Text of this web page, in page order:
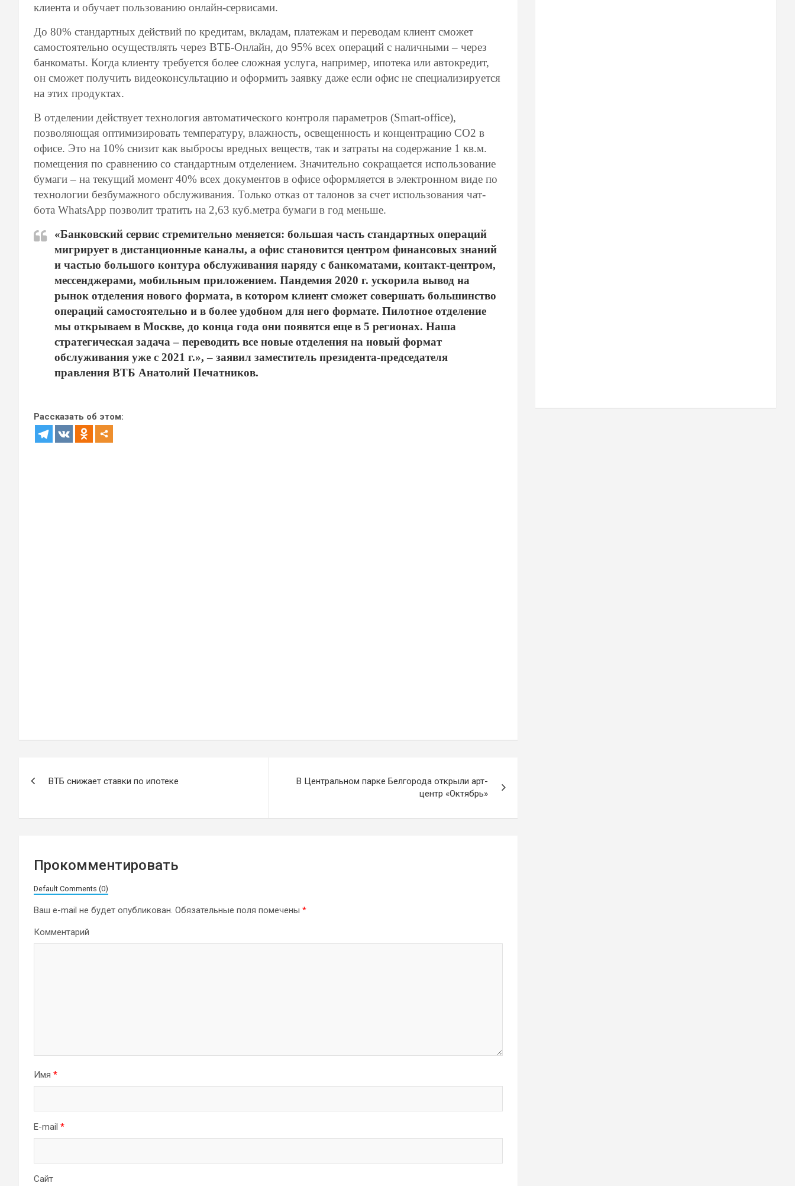
клиента и обучает пользованию онлайн-сервисами.
До 80% стандартных действий по кредитам, вкладам, платежам и переводам клиент сможет
самостоятельно осуществлять через ВТБ-Онлайн, до 95% всех операций с наличными – через
банкоматы. Когда клиенту требуется более сложная услуга, например, ипотека или автокредит,
он сможет получить видеоконсультацию и оформить заявку даже если офис не специализируется
на этих продуктах.
В отделении действует технология автоматического контроля параметров (Smart-office),
позволяющая оптимизировать температуру, влажность, освещенность и концентрацию CO2 в
офисе. Это на 10% снизит как выбросы вредных веществ, так и затраты на содержание 1 кв.м.
помещения по сравнению со стандартным отделением. Значительно сокращается использование
бумаги – на текущий момент 40% всех документов в офисе оформляется в электронном виде по
технологии безбумажного обслуживания. Только отказ от талонов за счет использования чат-
бота WhatsApp позволит тратить на 2,63 куб.метра бумаги в год меньше.
«Банковский сервис стремительно меняется: большая часть стандартных операций
мигрирует в дистанционные каналы, а офис становится центром финансовых знаний
и частью большого контура обслуживания наряду с банкоматами, контакт-центром,
мессенджерами, мобильным приложением. Пандемия 2020 г. ускорила вывод на
рынок отделения нового формата, в котором клиент сможет совершать большинство
операций самостоятельно и в более удобном для него формате. Пилотное отделение
мы открываем в Москве, до конца года они появятся еще в 5 регионах. Наша
стратегическая задача – переводить все новые отделения на новый формат
обслуживания уже с 2021 г.», – заявил заместитель президента-председателя
правления ВТБ Анатолий Печатников.
Рассказать об этом:
записям
ВТБ снижает ставки по ипотеке
В Центральном парке Белгорода открыли арт-
центр «Октябрь»
Прокомментировать
Default Comments (0)
Ваш e-mail не будет опубликован. Обязательные поля помечены *
Комментарий
Имя *
E-mail *
Сайт